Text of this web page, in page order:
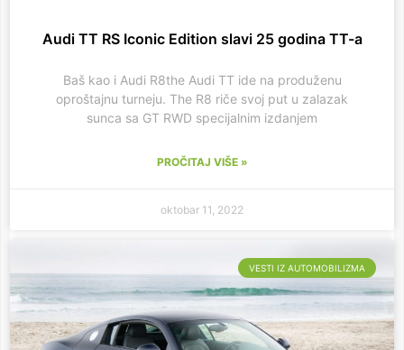
Audi TT RS Iconic Edition slavi 25 godina TT-a
Baš kao i Audi R8the Audi TT ide na produženu
oproštajnu turneju. The R8 riče svoj put u zalazak
sunca sa GT RWD specijalnim izdanjem
PROČITAJ VIŠE »
oktobar 11, 2022
VESTI IZ AUTOMOBILIZMA